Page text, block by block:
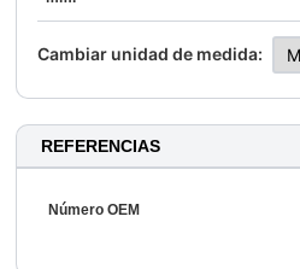
Cambiar unidad de medida:
REFERENCIAS
Número OEM